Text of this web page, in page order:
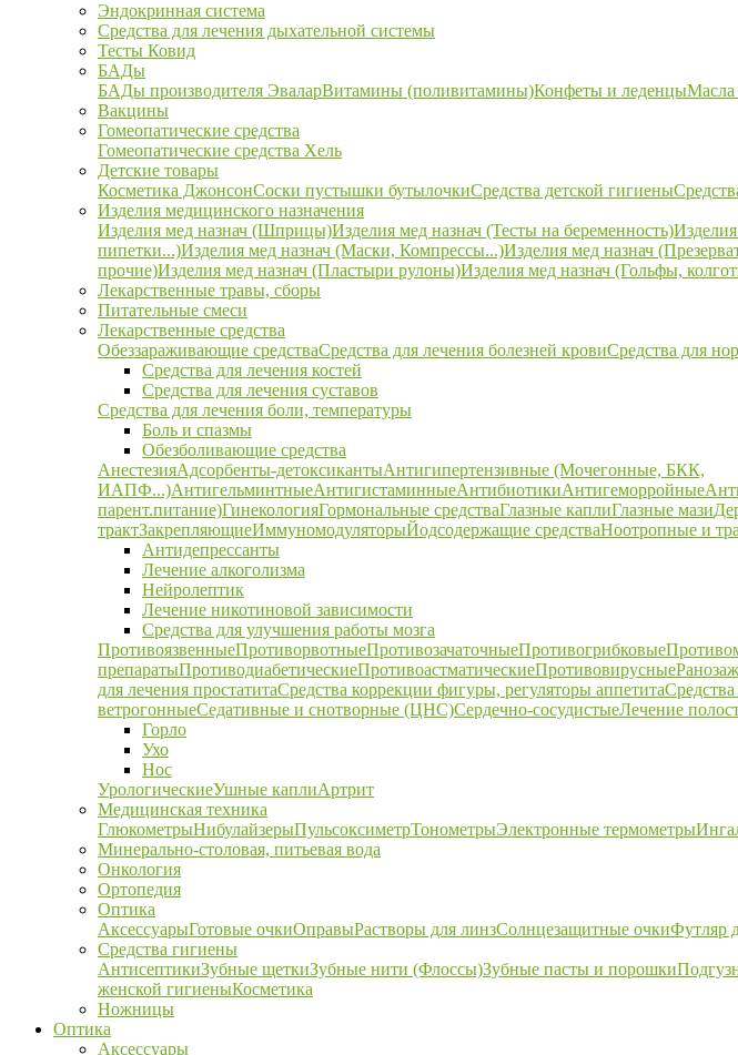
Эндокринная система
Средства для лечения дыхательной системы
Тесты Ковид
БАДы
БАДы производителя ЭваларВитамины (поливитамины)Конфеты и леденцы
Вакцины
Гомеопатические средства
Гомеопатические средства Хель
Детские товары
Косметика ДжонсонСоски пустышки бутылочкиСредства детской гигиены
Изделия медицинского назначения
Изделия мед назнач (Шприцы)Изделия мед назнач (Тесты на беременность)
пипетки...)Изделия мед назнач (Маски, Компрессы...)Изделия мед назнач
прочие)Изделия мед назнач (Пластыри рулоны)Изделия мед назнач (Гольфы,
Лекарственные травы, сборы
Питательные смеси
Лекарственные средства
Обеззараживающие средстваСредства для лечения болезней кровиСредства для
Средства для лечения костей
Средства для лечения суставов
Средства для лечения боли, температуры
Боль и спазмы
Обезболивающие средства
АнестезияАдсорбенты-детоксикантыАнтигипертензивные (Мочегонные, БКК,
ИАПФ...)АнтигельминтныеАнтигистаминныеАнтибиотикиАнтигеморройные
парент.питание)ГинекологияГормональные средстваГлазные каплиГлазные мази
трактЗакрепляющиеИммуномодуляторыЙодсодержащие средстваНоотропные и
Антидепрессанты
Лечение алкоголизма
Нейролептик
Лечение никотиновой зависимости
Средства для улучшения работы мозга
ПротивоязвенныеПротиворвотныеПротивозачаточныеПротивогрибковые
препаратыПротиводиабетическиеПротивоастматическиеПротивовирусные
для лечения простатитаСредства коррекции фигуры, регуляторы аппетита
ветрогонныеСедативные и снотворные (ЦНС)Сердечно-сосудистыеЛечение
Горло
Ухо
Нос
УрологическиеУшные каплиАртрит
Медицинская техника
ГлюкометрыНибулайзерыПульсоксиметрТонометрыЭлектронные термометры
Минерально-столовая, питьевая вода
Онкология
Ортопедия
Оптика
АксессуарыГотовые очкиОправыРастворы для линзСолнцезащитные очкиФутляр
Средства гигиены
АнтисептикиЗубные щеткиЗубные нити (Флоссы)Зубные пасты и порошки
женской гигиеныКосметика
Ножницы
Оптика
Аксессуары